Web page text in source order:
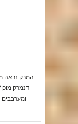
המרק נראה
דנמרק